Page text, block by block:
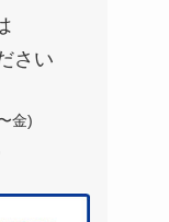
さい
金)